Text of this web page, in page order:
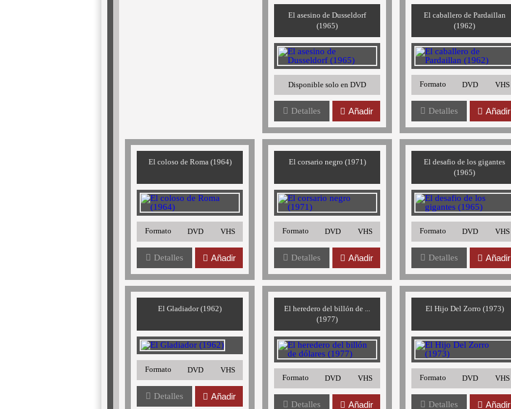
El asesino de Dusseldorf
(1965)
Disponible solo en DVD
Detalles Añadir
El caballero de Pardaillan
(1962)
Formato DVD VHS
Detalles Añadir
El coloso de Roma (1964)
Formato DVD VHS
Detalles Añadir
El corsario negro (1971)
Formato DVD VHS
Detalles Añadir
El desafio de los gigantes
(1965)
Formato DVD VHS
Detalles Añadir
El Gladiador (1962)
Formato DVD VHS
Detalles Añadir
El heredero del billón de ...
(1977)
Formato DVD VHS
Detalles Añadir
El Hijo Del Zorro (1973)
Formato DVD VHS
Detalles Añadir